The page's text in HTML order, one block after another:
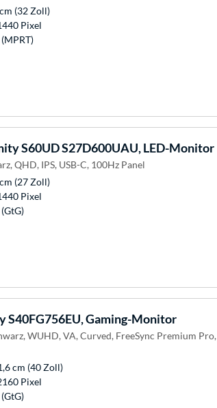
(32 Zoll)
Pixel
S60UD S27D600UAU, LED-Monitor
QHD, IPS, USB-C, 100Hz Panel
(27 Zoll)
Pixel
S40FG756EU, Gaming-Monitor
WUHD, VA, Curved, FreeSync Premium Pro,
cm (40 Zoll)
Pixel